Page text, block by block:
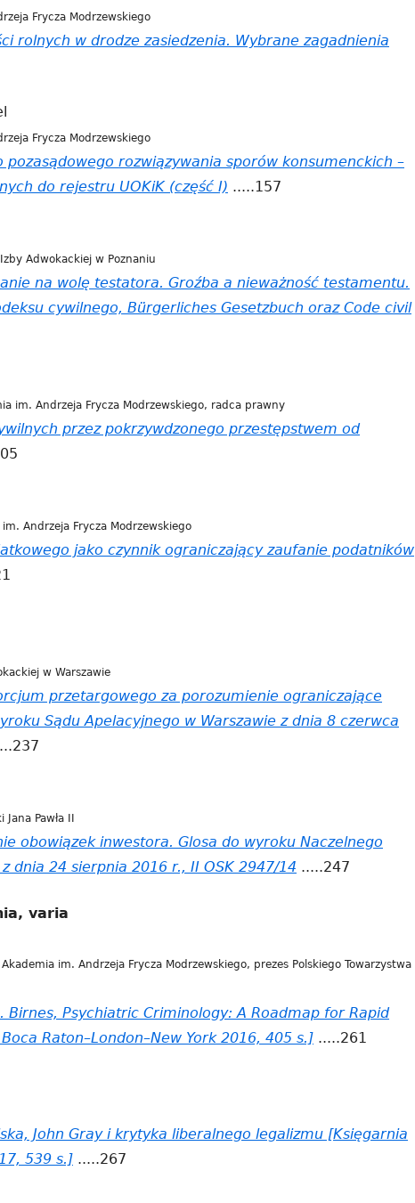
Frycza Modrzewskiego
rolnych w drodze zasiedzenia. Wybrane zagadnienia
Frycza Modrzewskiego
rozwiązywania sporów konsumenckich –
do rejestru UOKiK (część I) .....157
Adwokackiej w Poznaniu
na wolę testatora. Groźba a nieważność testamentu.
cywilnego, Bürgerliches Gesetzbuch oraz Code civil
im. Andrzeja Frycza Modrzewskiego, radca prawny
przez pokrzywdzonego przestępstwem od
Andrzeja Frycza Modrzewskiego
jako czynnik ograniczający zaufanie podatników
w Warszawie
przetargowego za porozumienie ograniczające
Sądu Apelacyjnego w Warszawie z dnia 8 czerwca
Pawła II
obowiązek inwestora. Glosa do wyroku Naczelnego
dnia 24 sierpnia 2016 r., II OSK 2947/14 .....247
varia
im. Andrzeja Frycza Modrzewskiego, prezes Polskiego Towarzystwa
Birnes, Psychiatric Criminology: A Roadmap for Rapid
Raton–London–New York 2016, 405 s.] .....261
John Gray i krytyka liberalnego legalizmu [Księgarnia
539 s.] .....267